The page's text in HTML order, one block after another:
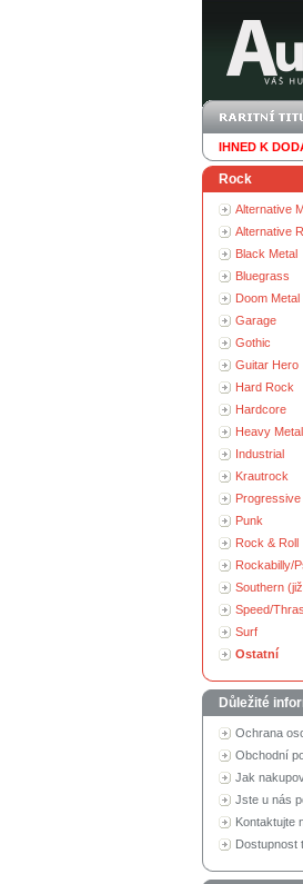
IHNED K
Rock
Alternative
Alternative
Black Metal
Bluegrass
Doom Metal
Garage
Gothic
Guitar Hero
Hard Rock
Hardcore
Heavy Metal
Industrial
Krautrock
Progressive
Punk
Rock & Roll
Rockabilly/
Southern
Speed/
Surf
Ostatní
Důležité
Ochrana
Obchodní
Jak
Jste u nás
Kontaktujte
Dostupnost